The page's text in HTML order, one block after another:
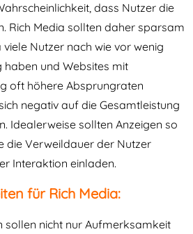
dass Nutzer die
Rich Media sollten daher sparsam
Nutzer nach wie vor wenig
haben und Websites mit
oft höhere Absprungraten
negativ auf die Gesamtleistung
Idealerweise sollten Anzeigen so
die Verweildauer der Nutzer
Interaktion einladen.
für Rich Media:
sollen nicht nur Aufmerksamkeit